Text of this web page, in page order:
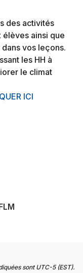
des activités
ainsi que
vos leçons.
les HH à
le climat
ICI
sont UTC-5 (EST).